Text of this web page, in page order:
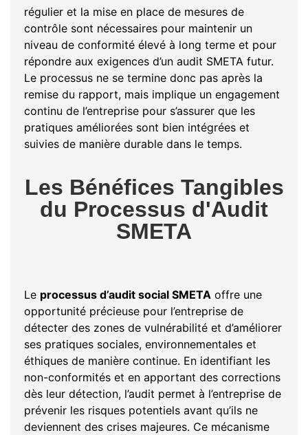
régulier et la mise en place de mesures de
contrôle sont nécessaires pour maintenir un
niveau de conformité élevé à long terme et pour
répondre aux exigences d’un audit SMETA futur.
Le processus ne se termine donc pas après la
remise du rapport, mais implique un engagement
continu de l’entreprise pour s’assurer que les
pratiques améliorées sont bien intégrées et
suivies de manière durable dans le temps.
Les Bénéfices Tangibles
du Processus d'Audit
SMETA
Le processus d’audit social SMETA offre une
opportunité précieuse pour l’entreprise de
détecter des zones de vulnérabilité et d’améliorer
ses pratiques sociales, environnementales et
éthiques de manière continue. En identifiant les
non-conformités et en apportant des corrections
dès leur détection, l’audit permet à l’entreprise de
prévenir les risques potentiels avant qu’ils ne
deviennent des crises majeures. Ce mécanisme